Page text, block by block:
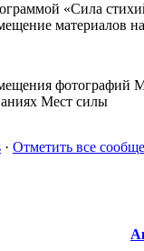
«Сила
материалов
фотографий
Мест силы
· Отметить все